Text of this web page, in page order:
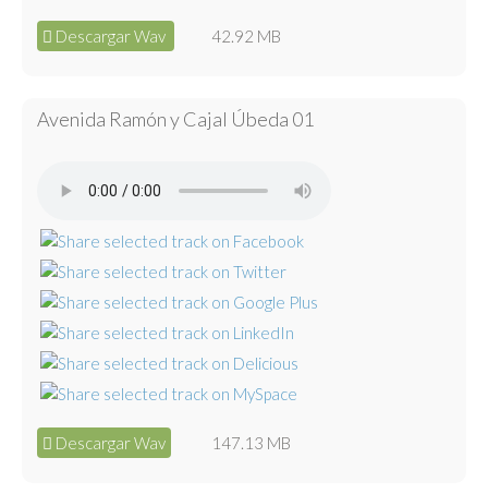
Descargar Wav 42.92 MB
Avenida Ramón y Cajal Úbeda 01
Descargar Wav 147.13 MB